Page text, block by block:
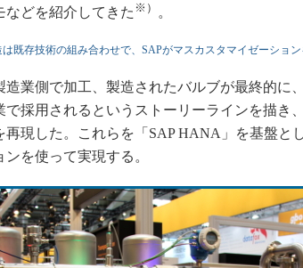
などを紹介してきた ※） 。
既存技術の組み合わせで、SAPがマスカスタマイゼーショ
業側で加工、製造されたバルブが最終的に
で採用されるというストーリーラインを描き
現した。これらを「SAP HANA」を基盤とし
を使って実現する。